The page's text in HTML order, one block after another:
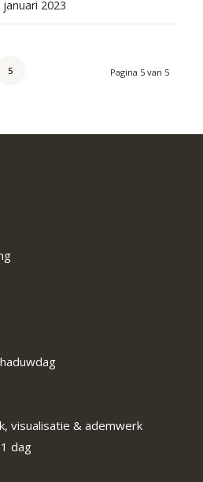
januari 2023
Pagina 5 van 5
5
visualisatie & ademwerk
dag